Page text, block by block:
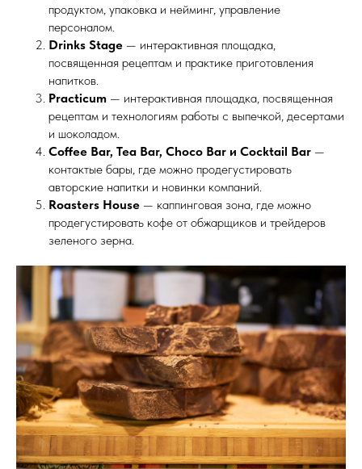
продуктом, упаковка и нейминг, управление
персоналом.
Drinks Stage — интерактивная площадка,
посвященная рецептам и практике приготовления
напитков.
Practicum — интерактивная площадка, посвященная
рецептам и технологиям работы с выпечкой, десертами
и шоколадом.
Coffee Bar, Tea Bar, Choco Bar и Cocktail Bar —
контактые бары, где можно продегустировать
авторские напитки и новинки компаний.
Roasters House — каппинговая зона, где можно
продегустировать кофе от обжарщиков и трейдеров
зеленого зерна.